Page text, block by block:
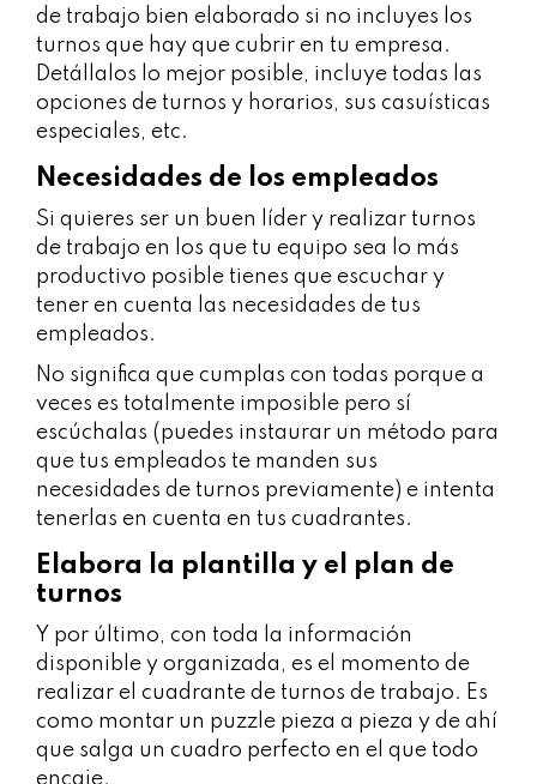
de trabajo bien elaborado si no incluyes los
turnos que hay que cubrir en tu empresa.
Detállalos lo mejor posible, incluye todas las
opciones de turnos y horarios, sus casuísticas
especiales, etc.
Necesidades de los empleados
Si quieres ser un buen líder y realizar turnos
de trabajo en los que tu equipo sea lo más
productivo posible tienes que escuchar y
tener en cuenta las necesidades de tus
empleados.
No significa que cumplas con todas porque a
veces es totalmente imposible pero sí
escúchalas (puedes instaurar un método para
que tus empleados te manden sus
necesidades de turnos previamente) e intenta
tenerlas en cuenta en tus cuadrantes.
Elabora la plantilla y el plan de
turnos
Y por último, con toda la información
disponible y organizada, es el momento de
realizar el cuadrante de turnos de trabajo. Es
como montar un puzzle pieza a pieza y de ahí
que salga un cuadro perfecto en el que todo
encaje.